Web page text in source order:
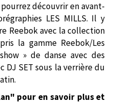
découvrir en avant-
LES MILLS. Il y
Reebok avec la collection
la gamme Reebok/Les
» de danse avec des
DJ SET sous la verrière du
pour en savoir plus et